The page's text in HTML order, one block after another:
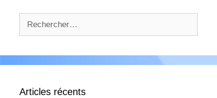
Articles récents